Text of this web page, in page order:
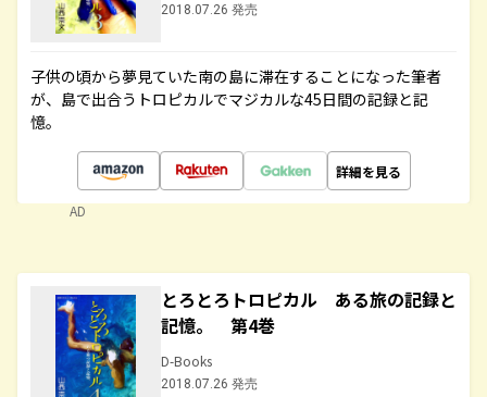
2018.07.26 発売
子供の頃から夢見ていた南の島に滞在することになった筆者
が、島で出合うトロピカルでマジカルな45日間の記録と記
憶。
詳細を見る
AD
とろとろトロピカル ある旅の記録と
記憶。 第4巻
D-Books
2018.07.26 発売